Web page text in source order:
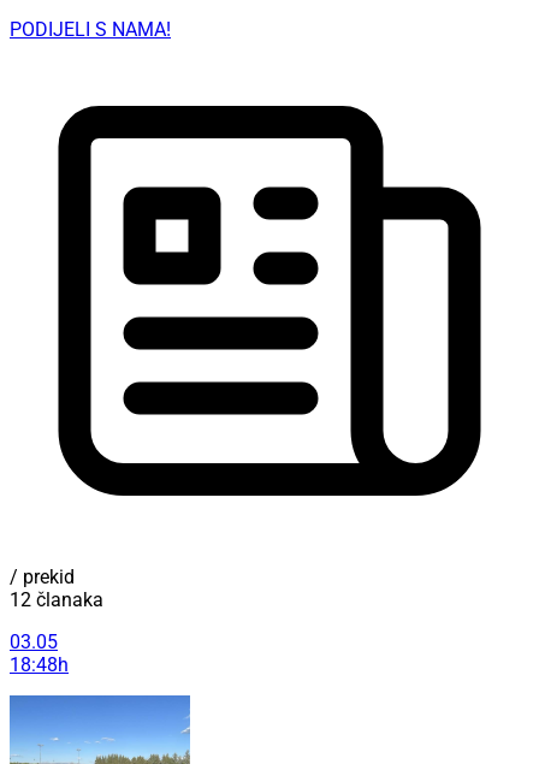
PODIJELI S NAMA!
/ prekid
12 članaka
03.05
18:48h